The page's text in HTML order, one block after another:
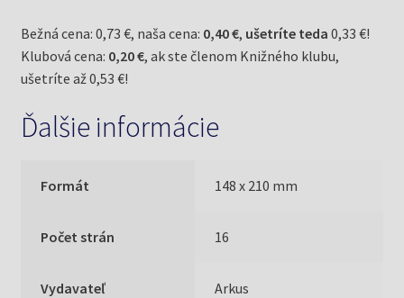
Bežná cena: 0,73 €, naša cena: 0,40 €, ušetríte teda 0,33 €!
Klubová cena: 0,20 €, ak ste členom Knižného klubu,
ušetríte až 0,53 €!
Ďalšie informácie
Formát 148 x 210 mm
Počet strán 16
Vydavateľ Arkus